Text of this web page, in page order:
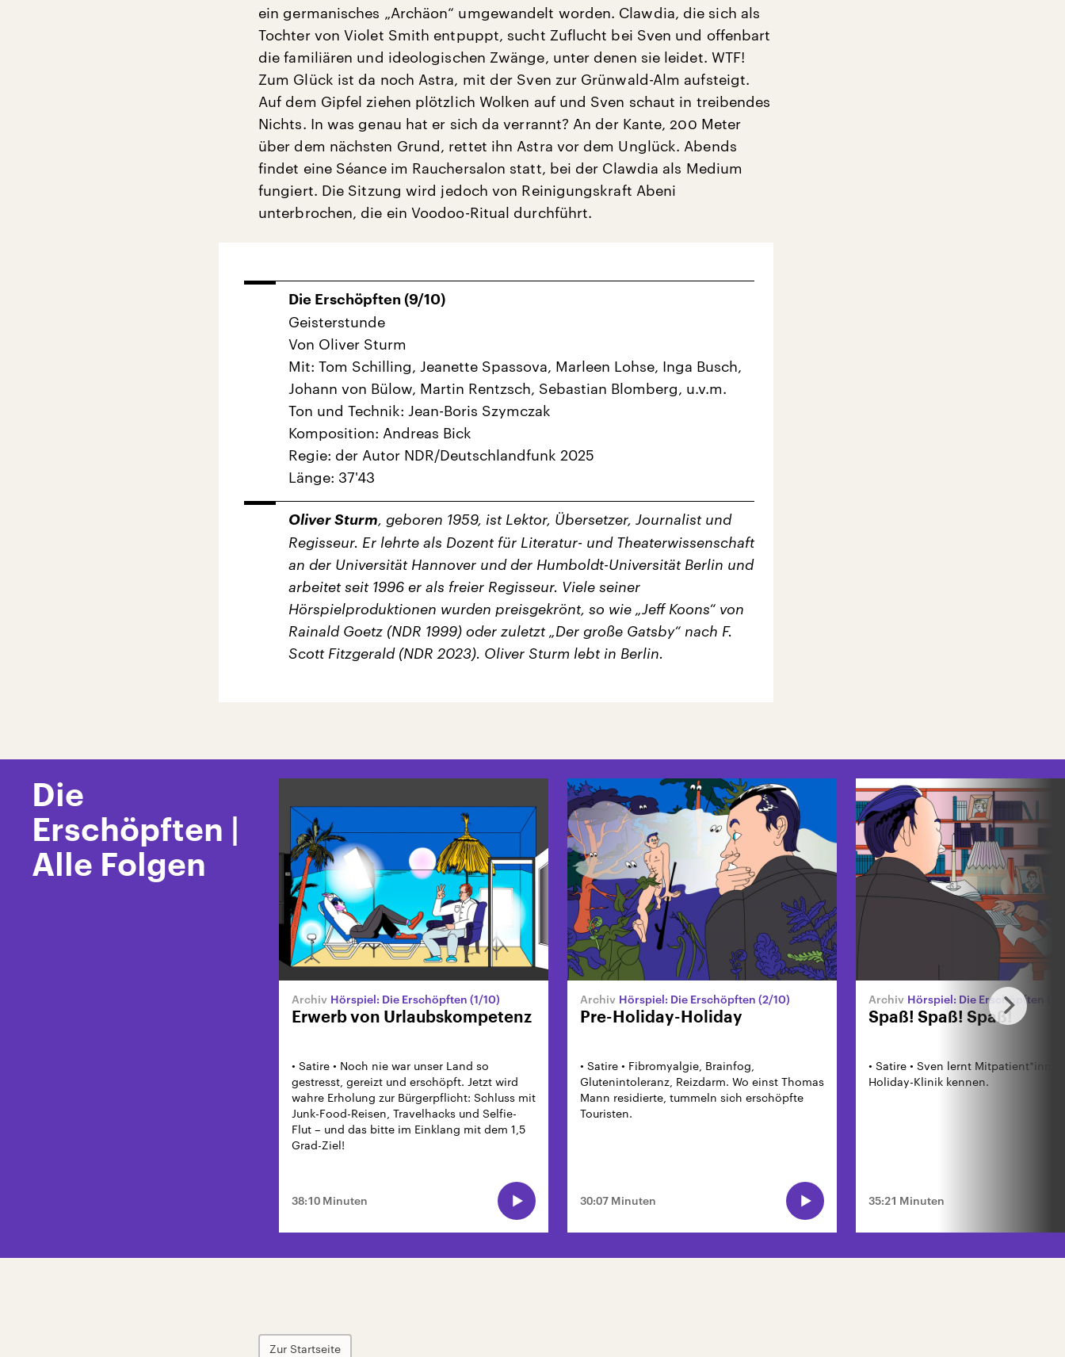
ein germanisches „Archäon“ umgewandelt worden. Clawdia, die sich als
Tochter von Violet Smith entpuppt, sucht Zuflucht bei Sven und offenbart
die familiären und ideologischen Zwänge, unter denen sie leidet. WTF!
Zum Glück ist da noch Astra, mit der Sven zur Grünwald-Alm aufsteigt.
Auf dem Gipfel ziehen plötzlich Wolken auf und Sven schaut in treibendes
Nichts. In was genau hat er sich da verrannt? An der Kante, 200 Meter
über dem nächsten Grund, rettet ihn Astra vor dem Unglück. Abends
findet eine Séance im Rauchersalon statt, bei der Clawdia als Medium
fungiert. Die Sitzung wird jedoch von Reinigungskraft Abeni
unterbrochen, die ein Voodoo-Ritual durchführt.
Die Erschöpften (9/10)
Geisterstunde
Von Oliver Sturm
Mit: Tom Schilling, Jeanette Spassova, Marleen Lohse, Inga Busch,
Johann von Bülow, Martin Rentzsch, Sebastian Blomberg, u.v.m.
Ton und Technik: Jean-Boris Szymczak
Komposition: Andreas Bick
Regie: der Autor NDR/Deutschlandfunk 2025
Länge: 37'43
Oliver Sturm, geboren 1959, ist Lektor, Übersetzer, Journalist und
Regisseur. Er lehrte als Dozent für Literatur- und Theaterwissenschaft
an der Universität Hannover und der Humboldt-Universität Berlin und
arbeitet seit 1996 er als freier Regisseur. Viele seiner
Hörspielproduktionen wurden preisgekrönt, so wie „Jeff Koons“ von
Rainald Goetz (NDR 1999) oder zuletzt „Der große Gatsby“ nach F.
Scott Fitzgerald (NDR 2023). Oliver Sturm lebt in Berlin.
Die
Erschöpften |
Alle Folgen
Hörspiel: Die Erschöpften (1/10)
Erwerb von Urlaubskompetenz
• Satire • Noch nie war unser Land so
gestresst, gereizt und erschöpft. Jetzt wird
wahre Erholung zur Bürgerpflicht: Schluss mit
Junk-Food-Reisen, Travelhacks und Selfie-
Flut – und das bitte im Einklang mit dem 1,5
Grad-Ziel!
38:10 Minuten
Hörspiel: Die Erschöpften (2/10)
Pre-Holiday-Holiday
• Satire • Fibromyalgie, Brainfog,
Glutenintoleranz, Reizdarm. Wo einst Thomas
Mann residierte, tummeln sich erschöpfte
Touristen.
30:07 Minuten
Hörspiel: Die Erschöpften (3/
Spaß! Spaß! Spaß!
• Satire • Sven lernt
Holiday-Klinik kennen.
35:21 Minuten
Zur Startseite